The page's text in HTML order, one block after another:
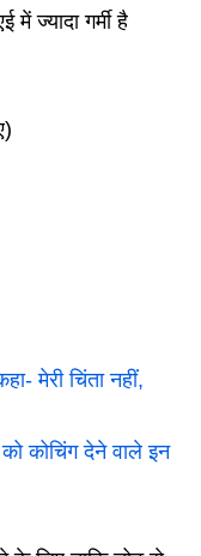
ज्यादा गर्मी है
मेरी चिंता नहीं,
कोचिंग देने वाले इन